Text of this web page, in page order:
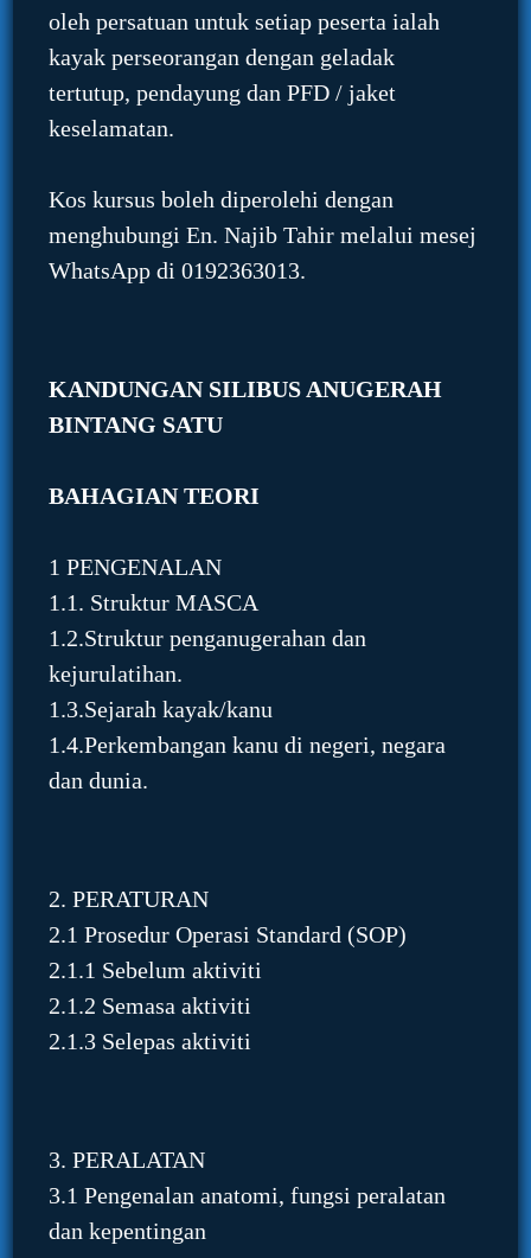
oleh persatuan untuk setiap peserta ialah
kayak perseorangan dengan geladak
tertutup, pendayung dan PFD / jaket
keselamatan.
Kos kursus boleh diperolehi dengan
menghubungi En. Najib Tahir melalui mesej
WhatsApp di 0192363013.
KANDUNGAN SILIBUS ANUGERAH
BINTANG SATU
BAHAGIAN TEORI
1 PENGENALAN
1.1. Struktur MASCA
1.2.Struktur penganugerahan dan
kejurulatihan.
1.3.Sejarah kayak/kanu
1.4.Perkembangan kanu di negeri, negara
dan dunia.
2. PERATURAN
2.1 Prosedur Operasi Standard (SOP)
2.1.1 Sebelum aktiviti
2.1.2 Semasa aktiviti
2.1.3 Selepas aktiviti
3. PERALATAN
3.1 Pengenalan anatomi, fungsi peralatan
dan kepentingan